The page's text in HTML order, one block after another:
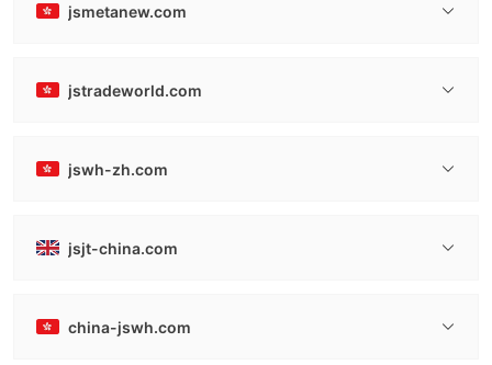
jsmetanew.com
jstradeworld.com
jswh-zh.com
jsjt-china.com
china-jswh.com